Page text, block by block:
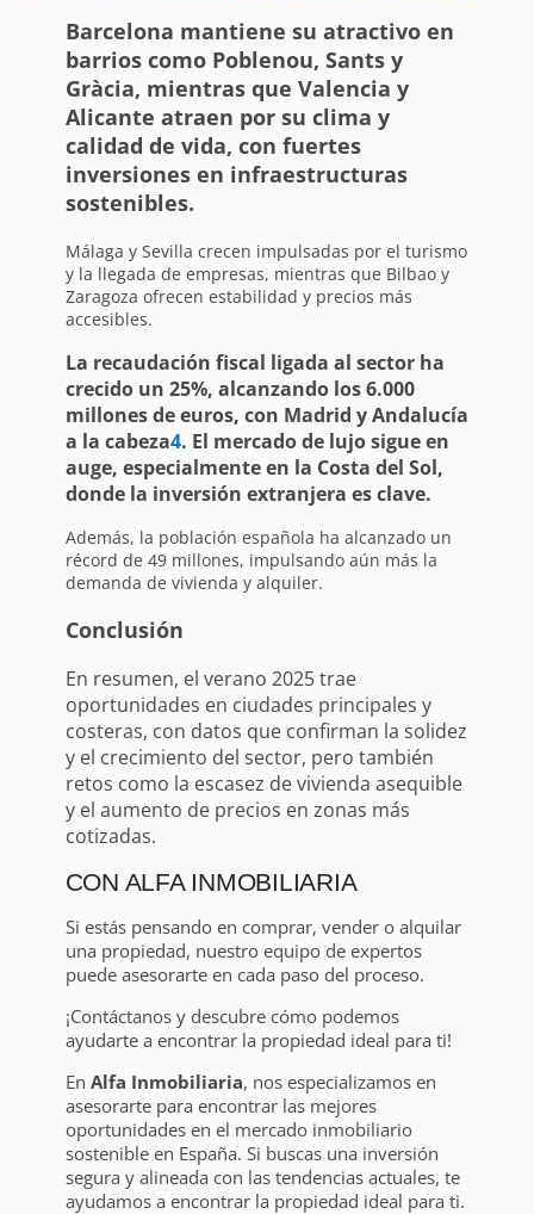
Barcelona mantiene su atractivo en
barrios como Poblenou, Sants y
Gràcia, mientras que Valencia y
Alicante atraen por su clima y
calidad de vida, con fuertes
inversiones en infraestructuras
sostenibles.
Málaga y Sevilla crecen impulsadas por el turismo
y la llegada de empresas, mientras que Bilbao y
Zaragoza ofrecen estabilidad y precios más
accesibles.
La recaudación fiscal ligada al sector ha
crecido un 25%, alcanzando los 6.000
millones de euros, con Madrid y Andalucía
a la cabeza4. El mercado de lujo sigue en
auge, especialmente en la Costa del Sol,
donde la inversión extranjera es clave.
Además, la población española ha alcanzado un
récord de 49 millones, impulsando aún más la
demanda de vivienda y alquiler.
Conclusión
En resumen, el verano 2025 trae
oportunidades en ciudades principales y
costeras, con datos que confirman la solidez
y el crecimiento del sector, pero también
retos como la escasez de vivienda asequible
y el aumento de precios en zonas más
cotizadas.
CON ALFA INMOBILIARIA
Si estás pensando en comprar, vender o alquilar
una propiedad, nuestro equipo de expertos
puede asesorarte en cada paso del proceso.
¡Contáctanos y descubre cómo podemos
ayudarte a encontrar la propiedad ideal para ti!
En Alfa Inmobiliaria, nos especializamos en
asesorarte para encontrar las mejores
oportunidades en el mercado inmobiliario
sostenible en España. Si buscas una inversión
segura y alineada con las tendencias actuales, te
ayudamos a encontrar la propiedad ideal para ti.